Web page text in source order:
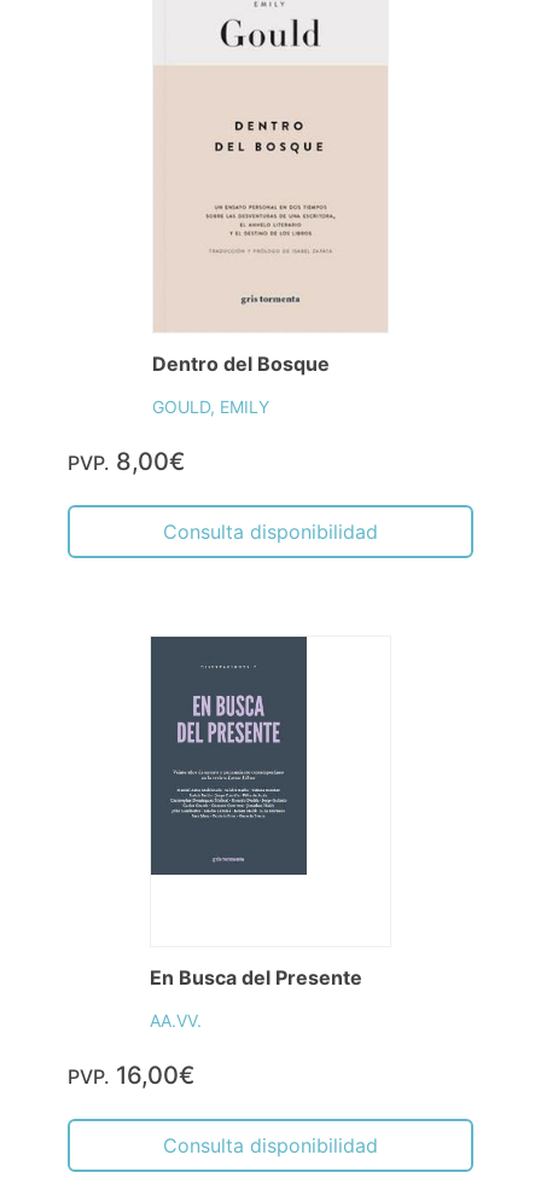
Dentro del Bosque
GOULD, EMILY
PVP. 8,00€
Consulta disponibilidad
En Busca del Presente
AA.VV.
PVP. 16,00€
Consulta disponibilidad